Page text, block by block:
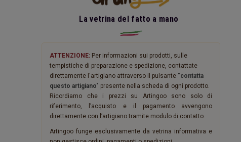
La vetrina del fatto a mano
ATTENZIONE: Per informazioni sui prodotti, sulle
tempistiche di preparazione e spedizione, contattate
direttamente l'artigiano attraverso il pulsante "contatta
questo artigiano" presente nella scheda di ogni prodotto.
Ricordiamo che i prezzi su Artingoo sono solo di
riferimento, l’acquisto e il pagamento avvengono
direttamente con l’artigiano tramite modulo di contatto.
Artingoo funge esclusivamente da vetrina informativa e